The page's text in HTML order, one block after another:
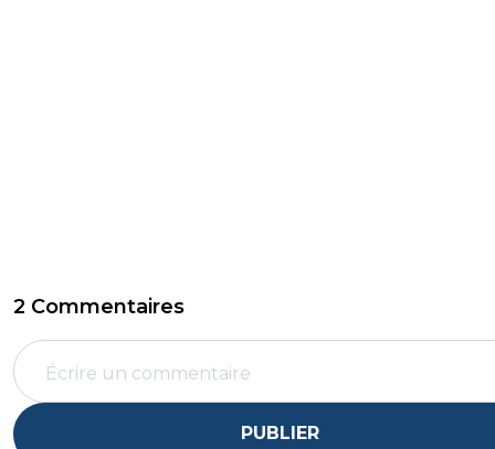
2 Commentaires
PUBLIER